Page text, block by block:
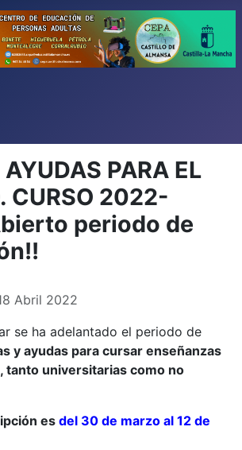
PARA EL
CURSO 2022-
periodo de
Abril 2022
se ha adelantado el periodo de
y ayudas para cursar enseñanzas
tanto universitarias como no
es del 30 de marzo al 12 de